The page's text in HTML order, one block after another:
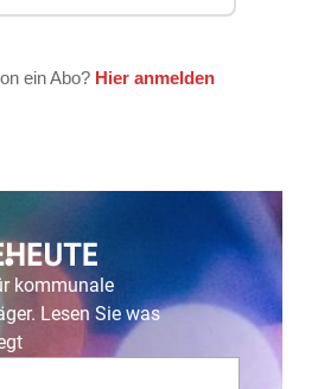
kommunale
Lesen Sie was